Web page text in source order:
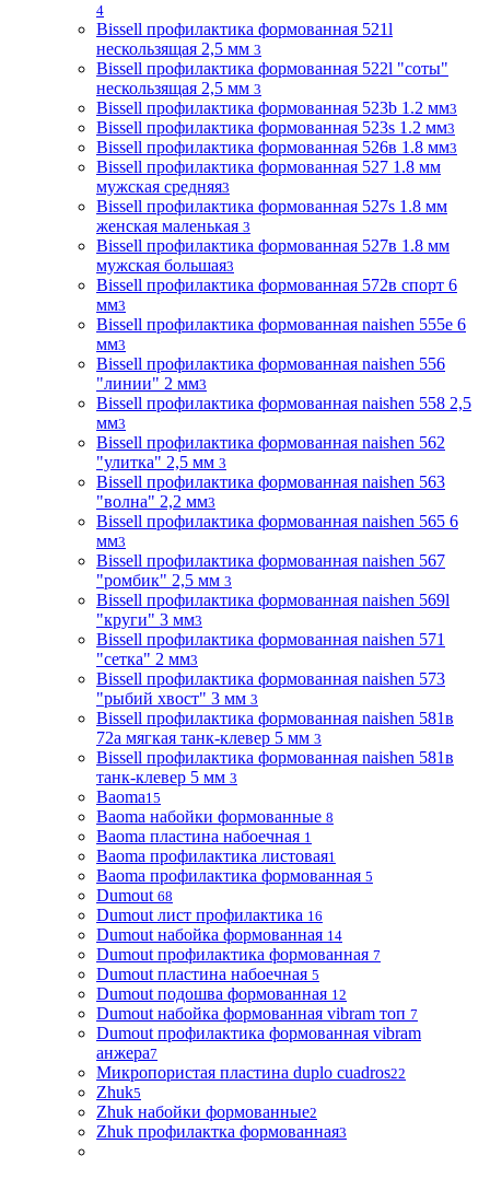
4
Bissell профилактика формованная 521l
нескользящая 2,5 мм 3
Bissell профилактика формованная 522l "соты"
нескользящая 2,5 мм 3
Bissell профилактика формованная 523b 1.2 мм3
Bissell профилактика формованная 523s 1.2 мм3
Bissell профилактика формованная 526в 1.8 мм3
Bissell профилактика формованная 527 1.8 мм
мужская средняя3
Bissell профилактика формованная 527s 1.8 мм
женская маленькая 3
Bissell профилактика формованная 527в 1.8 мм
мужская большая3
Bissell профилактика формованная 572в спорт 6
мм3
Bissell профилактика формованная naishen 555е 6
мм3
Bissell профилактика формованная naishen 556
"линии" 2 мм3
Bissell профилактика формованная naishen 558 2,5
мм3
Bissell профилактика формованная naishen 562
"улитка" 2,5 мм 3
Bissell профилактика формованная naishen 563
"волна" 2,2 мм3
Bissell профилактика формованная naishen 565 6
мм3
Bissell профилактика формованная naishen 567
"ромбик" 2,5 мм 3
Bissell профилактика формованная naishen 569l
"круги" 3 мм3
Bissell профилактика формованная naishen 571
"сетка" 2 мм3
Bissell профилактика формованная naishen 573
"рыбий хвост" 3 мм 3
Bissell профилактика формованная naishen 581в
72а мягкая танк-клевер 5 мм 3
Bissell профилактика формованная naishen 581в
танк-клевер 5 мм 3
Baoma15
Baoma набойки формованные 8
Baoma пластина набоечная 1
Baoma профилактика листовая1
Baoma профилактика формованная 5
Dumout 68
Dumout лист профилактика 16
Dumout набойка формованная 14
Dumout профилактика формованная 7
Dumout пластина набоечная 5
Dumout подошва формованная 12
Dumout набойка формованная vibram топ 7
Dumout профилактика формованная vibram
анжера7
Микропористая пластина duplo cuadros22
Zhuk5
Zhuk набойки формованные2
Zhuk профилактка формованная3